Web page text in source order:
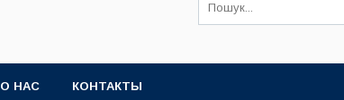
О НАС КОНТАКТЫ